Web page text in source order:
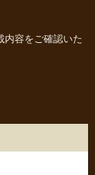
内容をご確認いた